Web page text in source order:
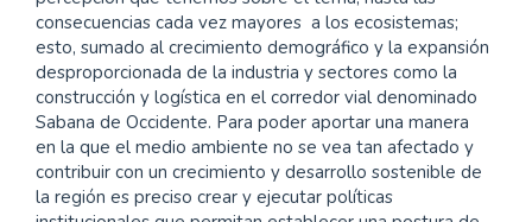
consecuencias cada vez mayores a los ecosistemas;
esto, sumado al crecimiento demográfico y la expansión
desproporcionada de la industria y sectores como la
construcción y logística en el corredor vial denominado
Sabana de Occidente. Para poder aportar una manera
en la que el medio ambiente no se vea tan afectado y
contribuir con un crecimiento y desarrollo sostenible de
la región es preciso crear y ejecutar políticas